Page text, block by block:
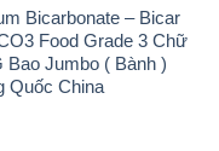
Bicarbonate – Bicar
Food Grade 3 Chữ
Bao Jumbo ( Bành )
Quốc China